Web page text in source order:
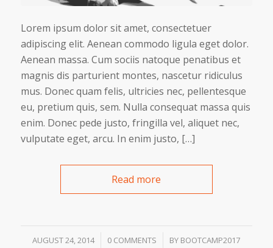
Lorem ipsum dolor sit amet, consectetuer
adipiscing elit. Aenean commodo ligula eget dolor.
Aenean massa. Cum sociis natoque penatibus et
magnis dis parturient montes, nascetur ridiculus
mus. Donec quam felis, ultricies nec, pellentesque
eu, pretium quis, sem. Nulla consequat massa quis
enim. Donec pede justo, fringilla vel, aliquet nec,
vulputate eget, arcu. In enim justo, […]
Read more
AUGUST 24, 2014
/ 0 COMMENTS
/ BY BOOTCAMP2017